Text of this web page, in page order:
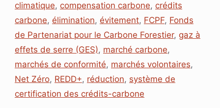
o
o
d
I
A
p
d
n
g
r
climatique, compensation carbone, crédits
carbone, élimination, évitement, FCPF, Fonds
de Partenariat pour le Carbone Forestier, gaz à
effets de serre (GES), marché carbone,
marchés de conformité, marchés volontaires,
Net Zéro, REDD+, réduction, système de
certification des crédits-carbone